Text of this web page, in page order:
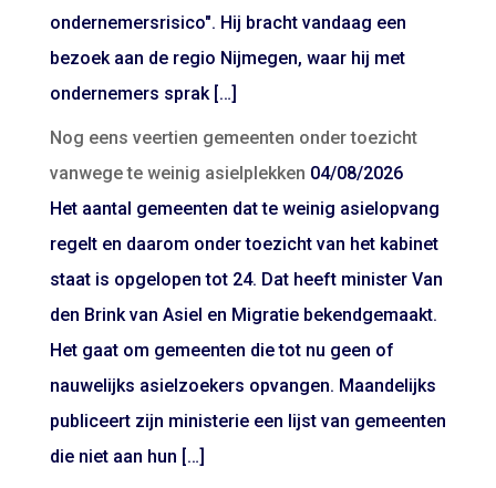
ondernemersrisico". Hij bracht vandaag een
bezoek aan de regio Nijmegen, waar hij met
ondernemers sprak […]
Nog eens veertien gemeenten onder toezicht
vanwege te weinig asielplekken 04/08/2026
Het aantal gemeenten dat te weinig asielopvang
regelt en daarom onder toezicht van het kabinet
staat is opgelopen tot 24. Dat heeft minister Van
den Brink van Asiel en Migratie bekendgemaakt.
Het gaat om gemeenten die tot nu geen of
nauwelijks asielzoekers opvangen. Maandelijks
publiceert zijn ministerie een lijst van gemeenten
die niet aan hun […]